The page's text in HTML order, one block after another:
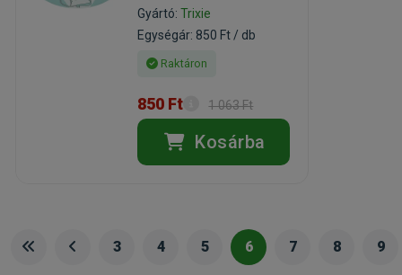
Gyártó:Trixie
Egységár: 850 Ft / db
Raktáron
850 Ft 1 063 Ft
Kosárba
3 4 5 6 7 8 9